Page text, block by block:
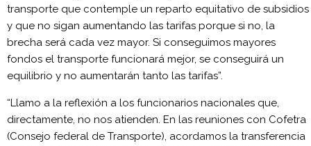
transporte que contemple un reparto equitativo de subsidios
y que no sigan aumentando las tarifas porque si no, la
brecha será cada vez mayor. Si conseguimos mayores
fondos el transporte funcionará mejor, se conseguirá un
equilibrio y no aumentarán tanto las tarifas”.
“Llamo a la reflexión a los funcionarios nacionales que,
directamente, no nos atienden. En las reuniones con Cofetra
(Consejo federal de Transporte), acordamos la transferencia